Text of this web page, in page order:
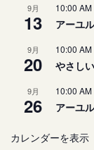
9月
13
10:00 AM
アーユ
9月
20
10:00 AM
やさし
9月
26
10:00 AM
アーユ
カレンダーを表示